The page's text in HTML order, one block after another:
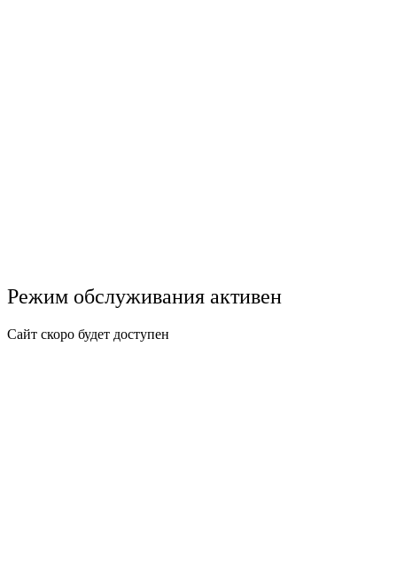
Режим обслуживания активен
Сайт скоро будет доступен